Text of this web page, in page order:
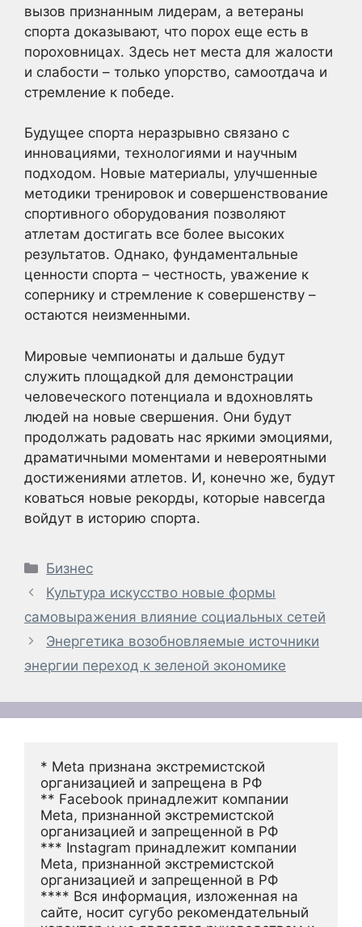
вызов признанным лидерам, а ветераны
спорта доказывают, что порох еще есть в
пороховницах. Здесь нет места для жалости
и слабости – только упорство, самоотдача и
стремление к победе.
Будущее спорта неразрывно связано с
инновациями, технологиями и научным
подходом. Новые материалы, улучшенные
методики тренировок и совершенствование
спортивного оборудования позволяют
атлетам достигать все более высоких
результатов. Однако, фундаментальные
ценности спорта – честность, уважение к
сопернику и стремление к совершенству –
остаются неизменными.
Мировые чемпионаты и дальше будут
служить площадкой для демонстрации
человеческого потенциала и вдохновлять
людей на новые свершения. Они будут
продолжать радовать нас яркими эмоциями,
драматичными моментами и невероятными
достижениями атлетов. И, конечно же, будут
коваться новые рекорды, которые навсегда
войдут в историю спорта.
Рубрики
Бизнес
Культура искусство новые формы
самовыражения влияние социальных сетей
Энергетика возобновляемые источники
энергии переход к зеленой экономике
* Meta признана экстремистской
организацией и запрещена в РФ
** Facebook принадлежит компании
Meta, признанной экстремистской
организацией и запрещенной в РФ
*** Instagram принадлежит компании
Meta, признанной экстремистской
организацией и запрещенной в РФ
**** Вся информация, изложенная на
сайте, носит сугубо рекомендательный